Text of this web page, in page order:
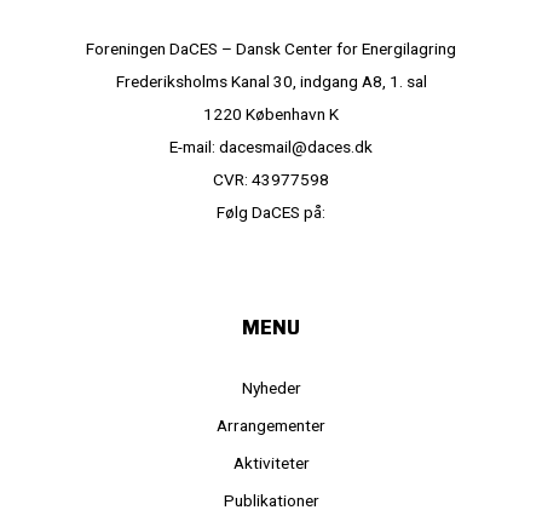
Foreningen DaCES – Dansk Center for Energilagring
Frederiksholms Kanal 30, indgang A8, 1. sal
1220 København K
E-mail: dacesmail@daces.dk
CVR: 43977598
Følg DaCES på:
MENU
Nyheder
Arrangementer
Aktiviteter
Publikationer